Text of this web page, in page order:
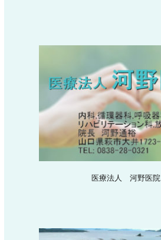
医療法人 河野医院